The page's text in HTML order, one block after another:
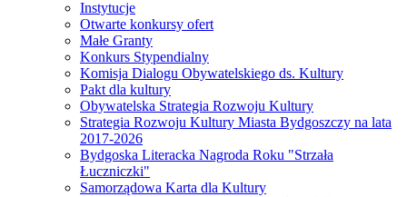
Instytucje
Otwarte konkursy ofert
Małe Granty
Konkurs Stypendialny
Komisja Dialogu Obywatelskiego ds. Kultury
Pakt dla kultury
Obywatelska Strategia Rozwoju Kultury
Strategia Rozwoju Kultury Miasta Bydgoszczy na lata
2017-2026
Bydgoska Literacka Nagroda Roku "Strzała
Łuczniczki"
Samorządowa Karta dla Kultury